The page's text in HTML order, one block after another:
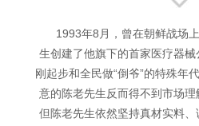
1993年8月，曾在朝鲜战场
生创建了他旗下的首家医疗器
刚起步和全民做“倒爷”的特殊年
意的陈老先生反而得不到市场理
但陈老先生依然坚持真材实料